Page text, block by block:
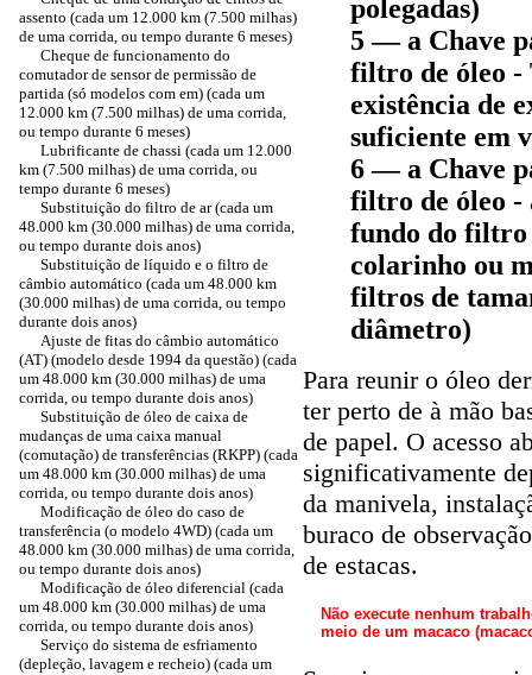
assento (cada um 12.000 km (7.500 milhas)
de uma corrida, ou tempo durante 6 meses)
Cheque de funcionamento do
comutador de sensor de permissão de
partida (só modelos com em) (cada um
12.000 km (7.500 milhas) de uma corrida,
ou tempo durante 6 meses)
Lubrificante de chassi (cada um 12.000
km (7.500 milhas) de uma corrida, ou
tempo durante 6 meses)
Substituição do filtro de ar (cada um
48.000 km (30.000 milhas) de uma corrida,
ou tempo durante dois anos)
Substituição de líquido e o filtro de
câmbio automático (cada um 48.000 km
(30.000 milhas) de uma corrida, ou tempo
durante dois anos)
Ajuste de fitas do câmbio automático
(AT) (modelo desde 1994 da questão) (cada
um 48.000 km (30.000 milhas) de uma
corrida, ou tempo durante dois anos)
Substituição de óleo de caixa de
mudanças de uma caixa manual
(comutação) de transferências (RKPP) (cada
um 48.000 km (30.000 milhas) de uma
corrida, ou tempo durante dois anos)
Modificação de óleo do caso de
transferência (o modelo 4WD) (cada um
48.000 km (30.000 milhas) de uma corrida,
ou tempo durante dois anos)
Modificação de óleo diferencial (cada
um 48.000 km (30.000 milhas) de uma
corrida, ou tempo durante dois anos)
Serviço do sistema de esfriamento
(depleção, lavagem e recheio) (cada um
polegadas)
5 — a Chave
filtro de óleo -
existência de
suficiente em
6 — a Chave
filtro de óleo -
fundo do filtro
colarinho ou
filtros de
diâmetro)
Para reunir o óleo
ter perto de à mão
de papel. O acesso
significativamente
da manivela,
buraco de
de estacas.
Não execute nenhum
meio de um macaco